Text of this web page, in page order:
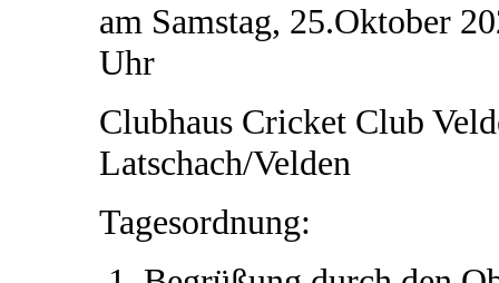
am Samstag, 25.Oktober
Uhr
Clubhaus Cricket Club
Latschach/Velden
Tagesordnung: